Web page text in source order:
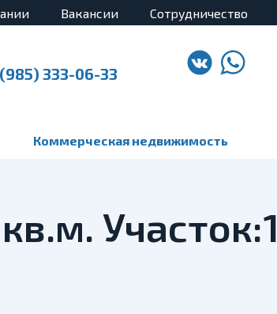
Вакансии Сотрудничество
333-06-33
Коммерческая недвижимость